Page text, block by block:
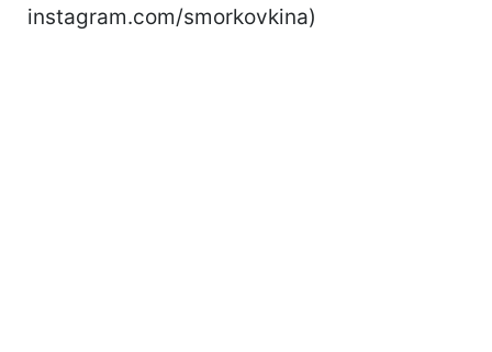
instagram.com/smorkovkina)